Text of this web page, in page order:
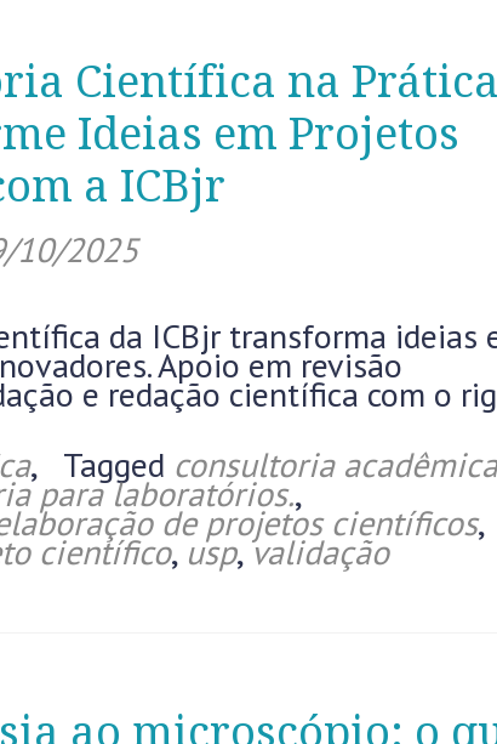
Científica na Prática
Ideias em Projetos
a ICBjr
10/2025
da ICBjr transforma ideias
Apoio em revisão
e redação científica com o
, Tagged consultoria acadêmica
para laboratórios.,
de projetos científicos,
científico,usp,validação
ao microscópio: o